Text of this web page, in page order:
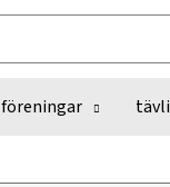
föreningar